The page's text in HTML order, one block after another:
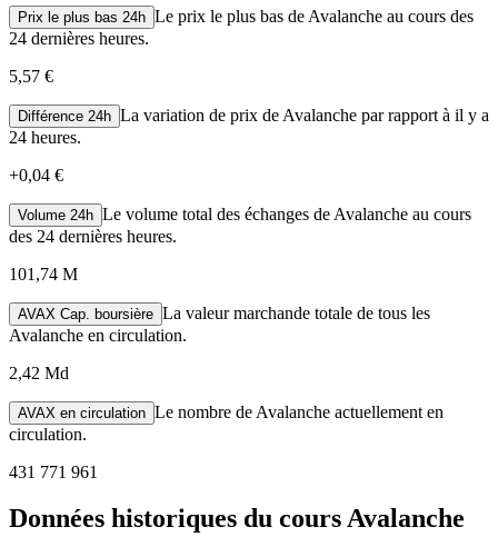
Prix le plus bas 24h Le prix le plus bas de Avalanche au cours des
24 dernières heures.
5,57 €
Différence 24h La variation de prix de Avalanche par rapport à il y a
24 heures.
+0,04 €
Volume 24h Le volume total des échanges de Avalanche au cours
des 24 dernières heures.
101,74 M
AVAX Cap. boursière La valeur marchande totale de tous les
Avalanche en circulation.
2,42 Md
AVAX en circulation Le nombre de Avalanche actuellement en
circulation.
431 771 961
Données historiques du cours Avalanche